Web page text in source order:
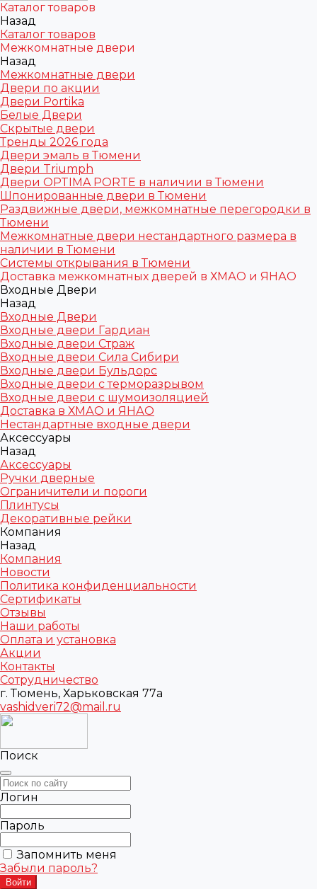
Каталог товаров
Назад
Каталог товаров
Межкомнатные двери
Назад
Межкомнатные двери
Двери по акции
Двери Portika
Белые Двери
Скрытые двери
Тренды 2026 года
Двери эмаль в Тюмени
Двери Triumph
Двери OPTIMA PORTE в наличии в Тюмени
Шпонированные двери в Тюмени
Раздвижные двери, межкомнатные перегородки в
Тюмени
Межкомнатные двери нестандартного размера в
наличии в Тюмени
Системы открывания в Тюмени
Доставка межкомнатных дверей в ХМАО и ЯНАО
Входные Двери
Назад
Входные Двери
Входные двери Гардиан
Входные двери Страж
Входные двери Сила Сибири
Входные двери Бульдорс
Входные двери с терморазрывом
Входные двери с шумоизоляцией
Доставка в ХМАО и ЯНАО
Нестандартные входные двери
Аксессуары
Назад
Аксессуары
Ручки дверные
Ограничители и пороги
Плинтусы
Декоративные рейки
Компания
Назад
Компания
Новости
Политика конфиденциальности
Сертификаты
Отзывы
Наши работы
Оплата и установка
Акции
Контакты
Сотрудничество
г. Тюмень, Харьковская 77а
vashidveri72@mail.ru
Поиск
Логин
Пароль
Запомнить меня
Забыли пароль?